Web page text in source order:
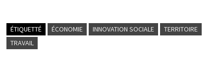
ÉTIQUETTÉ ÉCONOMIE INNOVATION SOCIALE
TERRITOIRE
TRAVAIL